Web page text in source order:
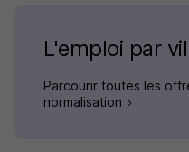
L'emploi par
Parcourir toutes les
normalisation